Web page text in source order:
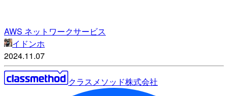
AWS ネットワークサービス
イドンホ
2024.11.07
クラスメソッド株式会社